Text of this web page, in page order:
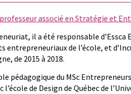
professeur associé en Stratégie et
il a été responsable
de l’école, et
de 2015 à 2018.
pédagogique du MSc
de Design de Québec de